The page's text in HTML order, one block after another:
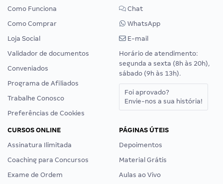
Como Funciona
Como Comprar
Loja Social
Validador de documentos
Conveniados
Programa de Afiliados
Trabalhe Conosco
Preferências de Cookies
Chat
WhatsApp
E-mail
Horário de atendimento:
segunda a sexta (8h às 20h),
sábado (9h às 13h).
Foi aprovado?
Envie-nos a sua história!
CURSOS ONLINE
Assinatura Ilimitada
Coaching para Concursos
Exame de Ordem
PÁGINAS ÚTEIS
Depoimentos
Material Grátis
Aulas ao Vivo